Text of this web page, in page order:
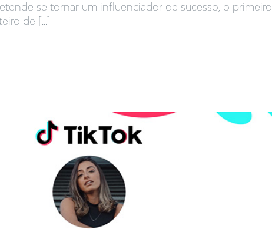
se tornar um influenciador de sucesso, o primeiro
de [...]